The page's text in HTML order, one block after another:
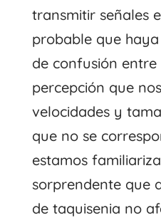
transmitir señales
probable que
de confusión
percepción que
velocidades y
que no se
estamos
sorprendente que
de taquisenia no